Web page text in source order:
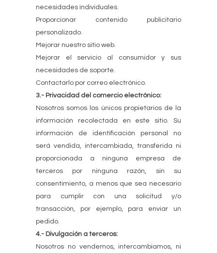
necesidades individuales.
Proporcionar contenido publicitario
personalizado.
Mejorar nuestro sitio web.
Mejorar el servicio al consumidor y sus
necesidades de soporte.
Contactarlo por correo electrónico.
3.- Privacidad del comercio electrónico:
Nosotros somos los únicos propietarios de la
información recolectada en este sitio. Su
información de identificación personal no
será vendida, intercambiada, transferida ni
proporcionada a ninguna empresa de
terceros por ninguna razón, sin su
consentimiento, a menos que sea necesario
para cumplir con una solicitud y/o
transacción, por ejemplo, para enviar un
pedido.
4.- Divulgación a terceros:
Nosotros no vendemos, intercambiamos, ni